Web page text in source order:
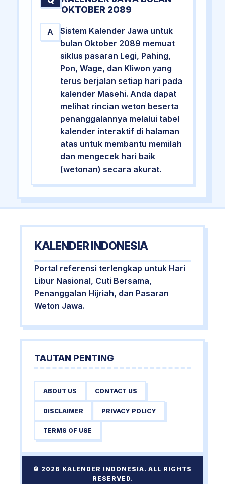
OKTOBER 2089
A
Sistem Kalender Jawa untuk
bulan Oktober 2089 memuat
siklus pasaran Legi, Pahing,
Pon, Wage, dan Kliwon yang
terus berjalan setiap hari pada
kalender Masehi. Anda dapat
melihat rincian weton beserta
penanggalannya melalui tabel
kalender interaktif di halaman
atas untuk membantu memilah
dan mengecek hari baik
(wetonan) secara akurat.
KALENDER INDONESIA
Portal referensi terlengkap untuk Hari
Libur Nasional, Cuti Bersama,
Penanggalan Hijriah, dan Pasaran
Weton Jawa.
TAUTAN PENTING
ABOUT US CONTACT US
DISCLAIMER PRIVACY POLICY
TERMS OF USE
© 2026 KALENDER INDONESIA. ALL RIGHTS
RESERVED.